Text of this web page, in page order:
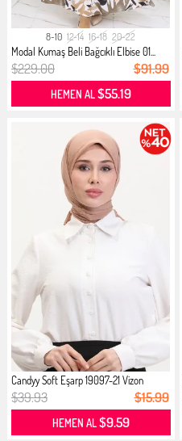
8-10 12-14 16-18 20-22
Modal Kumaş Beli Bağcıklı Elbise 01...
$229.00 $91.99
HEMEN AL$55.19
Candyy Soft Eşarp 19097-21 Vizon
$39.93 $15.99
HEMEN AL$9.59